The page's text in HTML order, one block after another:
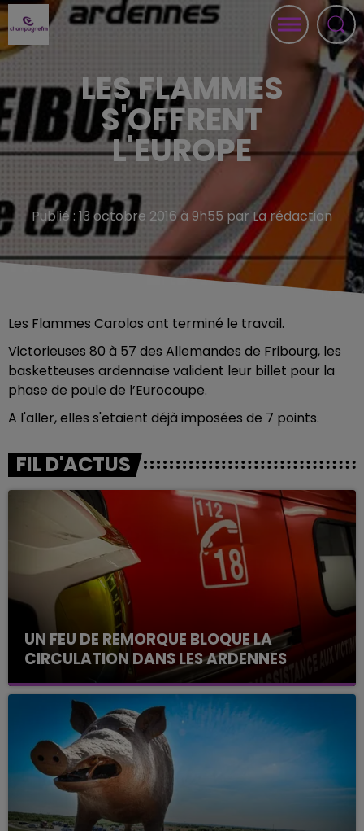
LES FLAMMES
S'OFFRENT
L'EUROPE
Publié : 13 octobre 2016 à 9h55 par La rédaction
Les Flammes Carolos ont terminé le travail.
Victorieuses 80 à 57 des Allemandes de Fribourg, les
basketteuses ardennaise valident leur billet pour la
phase de poule de l’Eurocoupe.
A l'aller, elles s'etaient déjà imposées de 7 points.
FIL D'ACTUS
UN FEU DE REMORQUE BLOQUE LA
CIRCULATION DANS LES ARDENNES
Un feu de remorque s'est déclaré ce mercredi en
fin de matinée sur l'A34.